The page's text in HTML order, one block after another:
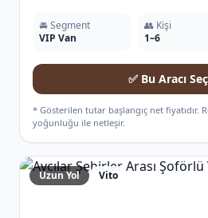
🚘 Segment
VIP Van
👥 Kişi
1–6
✅ Bu Aracı Seç
* Gösterilen tutar başlangıç net fiyatıdır.
yoğunluğu ile netleşir.
Uzun Yol Vito